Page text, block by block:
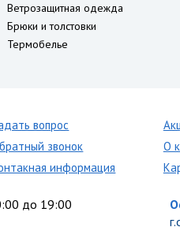
Ветрозащитная одежда
Брюки и толстовки
Термобелье
вопрос
звонок
информация
О
до 19:00